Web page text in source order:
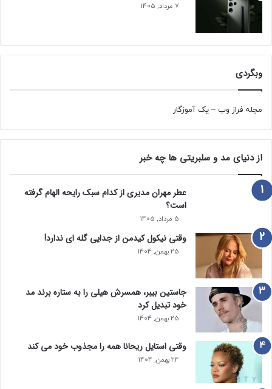
7 مرداد, 1405
وبگردی
مجله فراز وب – یک آموزگار
از دنیای مد و سلبریتی ها چه خبر
عطر مهران مدیری از کدام سبک رایحه الهام گرفته
است؟
5 مرداد, 1405
وقتی نیکول کیدمن از جدایی گله ای ندارد!
25 بهمن, 1404
جاستین بیبر، همسرش هیلی را به ستاره برند مد
خود تبدیل کرد
25 بهمن, 1404
وقتی استایل ریحانا همه را مجذوب خود می‌ کند
24 بهمن, 1404